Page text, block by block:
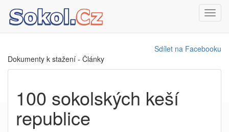
Sdílet na Facebooku
Dokumenty k stažení - Články
100 sokolských keší
republice